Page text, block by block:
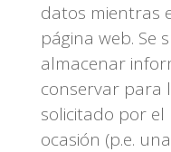
datos mientras
página web. Se
almacenar
conservar para
solicitado por
ocasión (p.e.